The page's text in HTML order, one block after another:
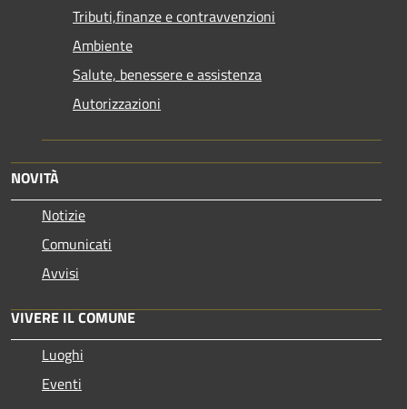
Tributi,finanze e contravvenzioni
Ambiente
Salute, benessere e assistenza
Autorizzazioni
NOVITÀ
Notizie
Comunicati
Avvisi
VIVERE IL COMUNE
Luoghi
Eventi